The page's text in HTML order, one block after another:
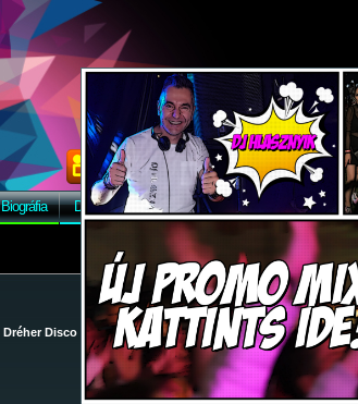
Biográfia Discográfia Képek Letöltés Vendégkönyv
Dréher Disco 2009-06-13 - Party-mix Night Tour 2009. / 2